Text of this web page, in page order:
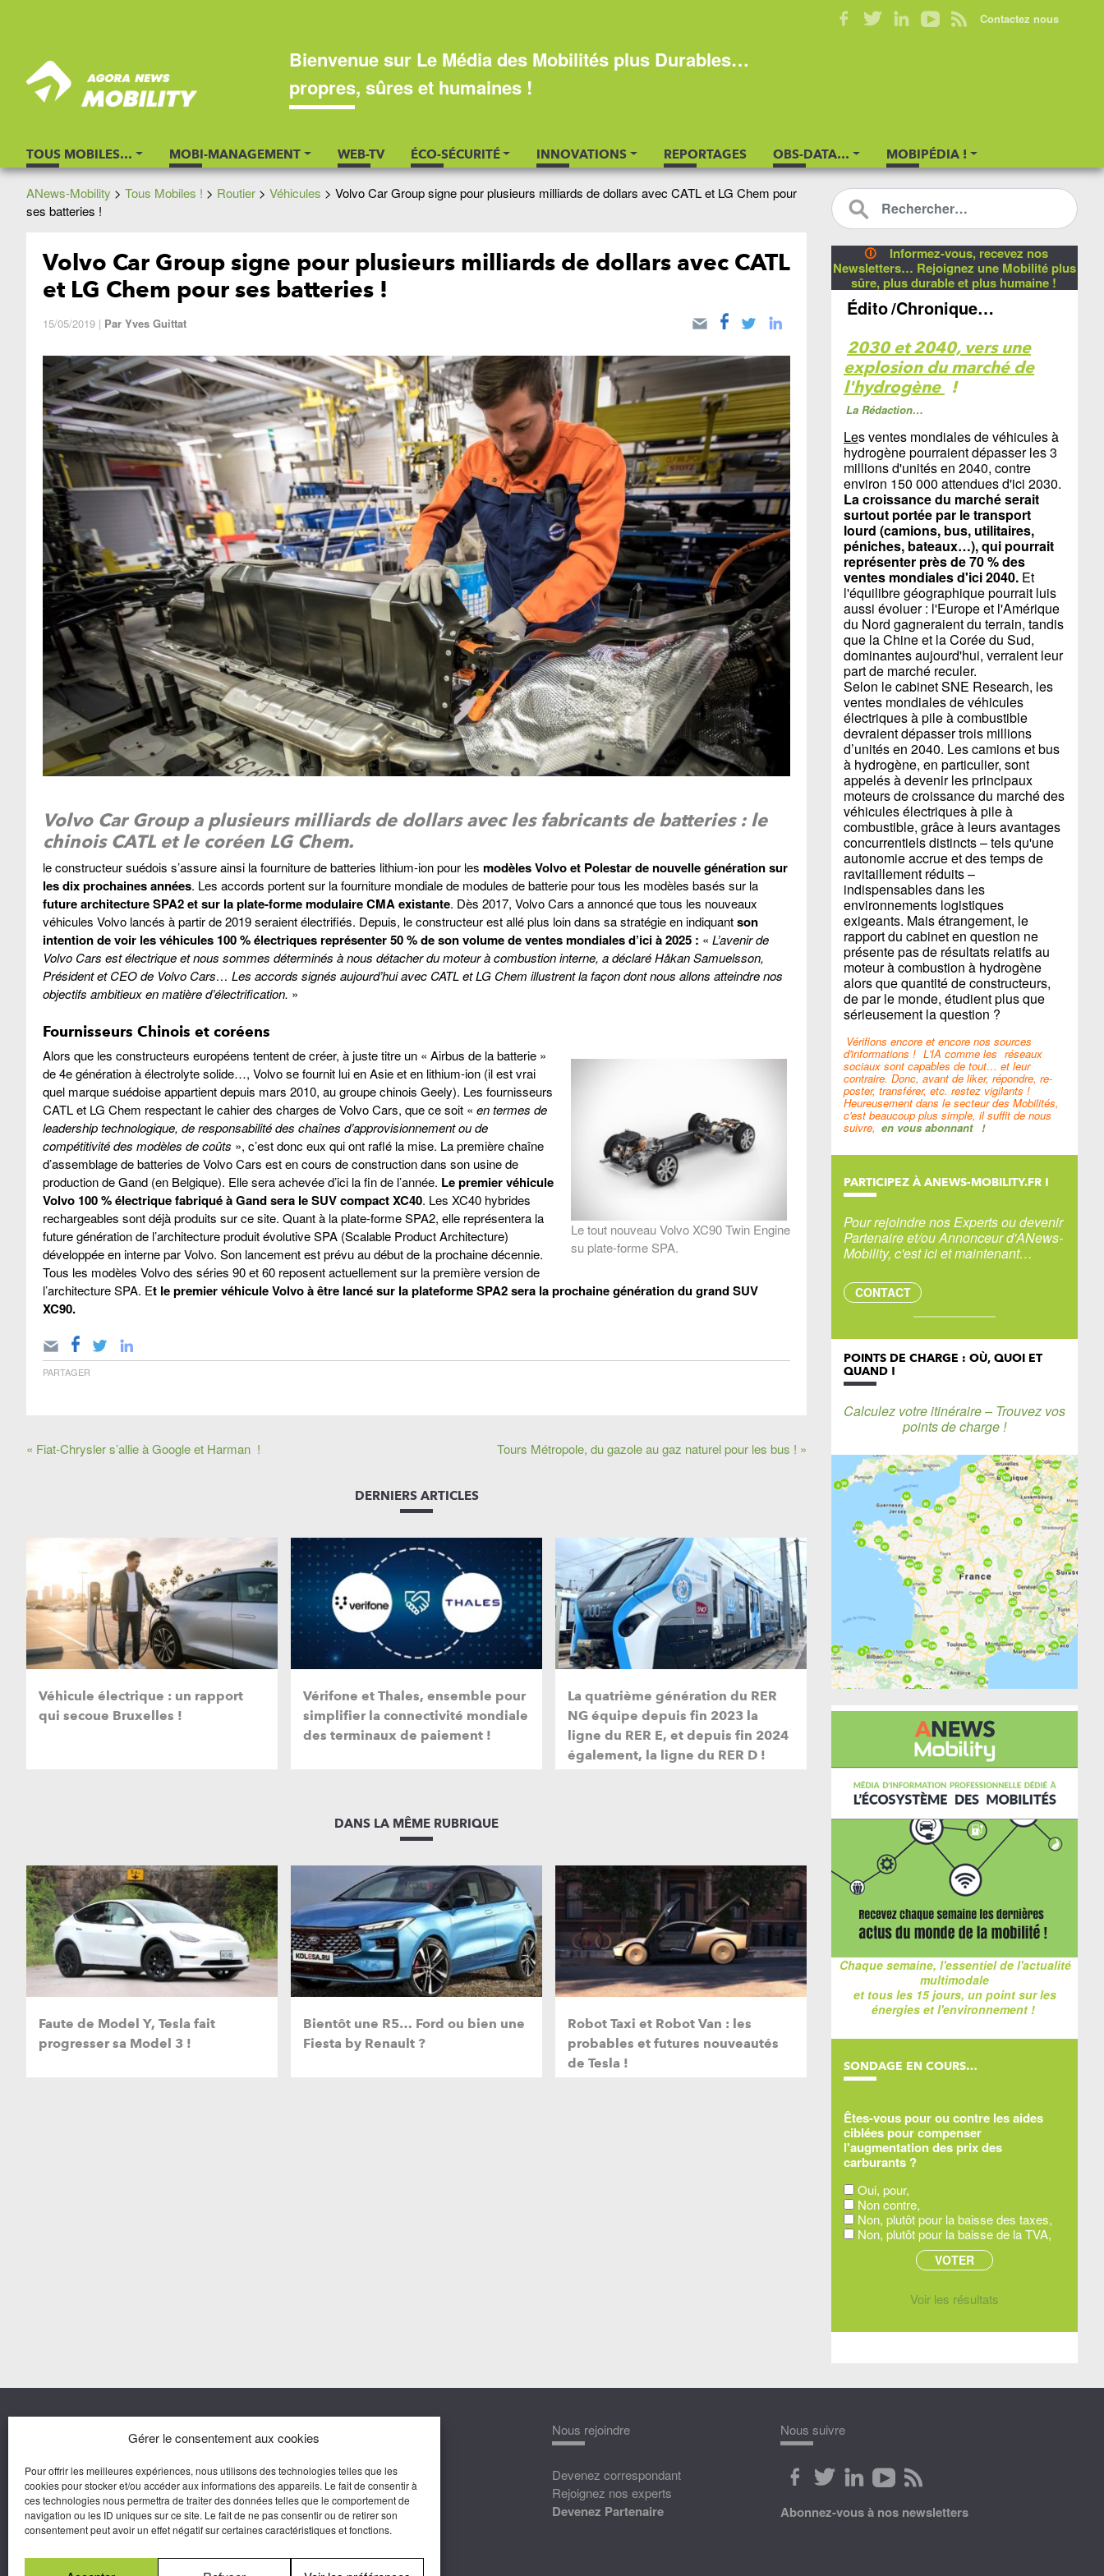
Gérer le consentement aux cookies
Pour offrir les meilleures expériences, nous utilisons des technologies telles que les
cookies pour stocker et/ou accéder aux informations des appareils. Le fait de consentir à
ces technologies nous permettra de traiter des données telles que le comportement de
navigation ou les ID uniques sur ce site. Le fait de ne pas consentir ou de retirer son
consentement peut avoir un effet négatif sur certaines caractéristiques et fonctions.
Bienvenue sur Le Média des Mobilités plus Durables…
propres, sûres et humaines !
TOUS MOBILES… MOBI-MANAGEMENT WEB-TV ÉCO-SÉCURITÉ INNOVATIONS REPORTAGES OBS-DATA… MOBIPÉDIA !
Contactez nous
ANews-Mobility > Tous Mobiles ! > Routier > Véhicules > Volvo Car Group signe pour plusieurs milliards de dollars avec CATL et LG Chem pour
ses batteries !
Volvo Car Group signe pour plusieurs milliards de dollars avec CATL
et LG Chem pour ses batteries !
15/05/2019 | Par Yves Guittat
Volvo Car Group a plusieurs milliards de dollars avec les fabricants de batteries : le
chinois CATL et le coréen LG Chem.
le constructeur suédois s’assure ainsi la fourniture de batteries lithium-ion pour les modèles Volvo et Polestar de nouvelle génération sur
les dix prochaines années. Les accords portent sur la fourniture mondiale de modules de batterie pour tous les modèles basés sur la
future architecture SPA2 et sur la plate-forme modulaire CMA existante. Dès 2017, Volvo Cars a annoncé que tous les nouveaux
véhicules Volvo lancés à partir de 2019 seraient électrifiés. Depuis, le constructeur est allé plus loin dans sa stratégie en indiquantson
intention de voir les véhicules 100 % électriques représenter 50 % de son volume de ventes mondiales d’ici à 2025 : « L’avenir de
Volvo Cars est électrique et nous sommes déterminés à nous détacher du moteur à combustion interne, a déclaré Håkan Samuelsson,
Président et CEO de Volvo Cars… Les accords signés aujourd’hui avec CATL et LG Chem illustrent la façon dont nous allons atteindre nos
objectifs ambitieux en matière d’électrification. »
Fournisseurs Chinois et coréens
Le tout nouveau Volvo XC90 Twin Engine
su plate-forme SPA.
Alors que les constructeurs européens tentent de créer, à juste titre un « Airbus de la batterie »
de 4e génération à électrolyte solide…, Volvo se fournit lui en Asie et en lithium-ion (il est vrai
quel marque suédoise appartient depuis mars 2010, au groupe chinois Geely). Les fournisseurs
CATL et LG Chem respectant le cahier des charges de Volvo Cars, que ce soit « en termes de
leadership technologique, de responsabilité des chaînes d’approvisionnement ou de
compétitivité des modèles de coûts », c’est donc eux qui ont raflé la mise. La première chaîne
d’assemblage de batteries de Volvo Cars est en cours de construction dans son usine de
production de Gand (en Belgique). Elle sera achevée d’ici la fin de l’année. Le premier véhicule
Volvo 100 % électrique fabriqué à Gand sera le SUV compact XC40. Les XC40 hybrides
rechargeables sont déjà produits sur ce site. Quant à la plate-forme SPA2, elle représentera la
future génération de l’architecture produit évolutive SPA (Scalable Product Architecture)
développée en interne par Volvo. Son lancement est prévu au début de la prochaine décennie.
Tous les modèles Volvo des séries 90 et 60 reposent actuellement sur la première version de
l’architecture SPA. Et le premier véhicule Volvo à être lancé sur la plateforme SPA2 sera la prochaine génération du grand SUV
XC90.
PARTAGER
« Fiat-Chrysler s’allie à Google et Harman ! Tours Métropole, du gazole au gaz naturel pour les bus ! »
DERNIERS ARTICLES
Véhicule électrique : un rapport
qui secoue Bruxelles !
Vérifone et Thales, ensemble pour
simplifier la connectivité mondiale
des terminaux de paiement !
La quatrième génération du RER
NG équipe depuis fin 2023 la
ligne du RER E, et depuis fin 2024
également, la ligne du RER D !
DANS LA MÊME RUBRIQUE
Faute de Model Y, Tesla fait
progresser sa Model 3 !
Bientôt une R5… Ford ou bien une
Fiesta by Renault ?
Robot Taxi et Robot Van : les
probables et futures nouveautés
de Tesla !
🛈
Informez-vous, recevez nos
Newsletters… Rejoignez une Mobilité plus
sûre, plus durable et plus humaine !
Édito/Chronique…
2030 et 2040, vers une
explosion du marché de
l'hydrogène !
La Rédaction…
Les ventes mondiales de véhicules à
hydrogène pourraient dépasser les 3
millions d'unités en 2040, contre
environ 150 000 attendues d'ici 2030.
La croissance du marché serait
surtout portée par le transport
lourd (camions, bus, utilitaires,
péniches, bateaux…), qui pourrait
représenter près de 70 % des
ventes mondiales d'ici 2040. Et
l'équilibre géographique pourrait luis
aussi évoluer : l'Europe et l'Amérique
du Nord gagneraient du terrain, tandis
que la Chine et la Corée du Sud,
dominantes aujourd'hui, verraient leur
part de marché reculer.
Selon le cabinet SNE Research, les
ventes mondiales de véhicules
électriques à pile à combustible
devraient dépasser trois millions
d’unités en 2040. Les camions et bus
à hydrogène, en particulier, sont
appelés à devenir les principaux
moteurs de croissance du marché des
véhicules électriques à pile à
combustible, grâce à leurs avantages
concurrentiels distincts – tels qu'une
autonomie accrue et des temps de
ravitaillement réduits –
indispensables dans les
environnements logistiques
exigeants. Mais étrangement, le
rapport du cabinet en question ne
présente pas de résultats relatifs au
moteur à combustion à hydrogène
alors que quantité de constructeurs,
de par le monde, étudient plus que
sérieusement la question ?
Vérifions encore et encore nos sources
d'informations ! L'IA comme les réseaux
sociaux sont capables de tout… et leur
contraire. Donc, avant de liker, répondre, re-
poster, transférer, etc. restez vigilants !
Heureusement dans le secteur des Mobilités,
c'est beaucoup plus simple, il suffit de nous
suivre, en vous abonnant !
PARTICIPEZ À ANEWS-MOBILITY.FR !
Pour rejoindre nos Experts ou devenir
Partenaire et/ou Annonceur d'ANews-
Mobility, c'est ici et maintenant…
CONTACT
POINTS DE CHARGE : OÙ, QUOI ET
QUAND !
Calculez votre itinéraire – Trouvez vos
points de charge !
Chaque semaine, l'essentiel de l'actualité
multimodale
et tous les 15 jours, un point sur les
énergies et l'environnement !
SONDAGE EN COURS…
Êtes-vous pour ou contre les aides
ciblées pour compenser
l'augmentation des prix des
carburants ?
Oui, pour,
Non contre,
Non, plutôt pour la baisse des taxes,
Non, plutôt pour la baisse de la TVA,
Voir les résultats
Une marque d’Agora Médias,
Éditeur de presse.
Agora Médias
Yves Guittat
Nous rejoindre
Devenez correspondant
Rejoignez nos experts
Devenez Partenaire
Nous suivre
Abonnez-vous à nos newsletters